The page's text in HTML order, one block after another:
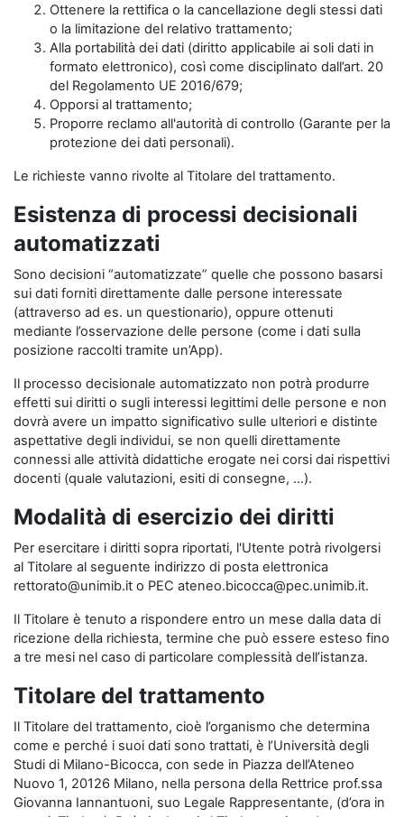
Ottenere la rettifica o la cancellazione degli stessi dati
o la limitazione del relativo trattamento;
Alla portabilità dei dati (diritto applicabile ai soli dati in
formato elettronico), così come disciplinato dall’art. 20
del Regolamento UE 2016/679;
Opporsi al trattamento;
Proporre reclamo all'autorità di controllo (Garante per la
protezione dei dati personali).
Le richieste vanno rivolte al Titolare del trattamento.
Esistenza di processi decisionali
automatizzati
Sono decisioni “automatizzate” quelle che possono basarsi
sui dati forniti direttamente dalle persone interessate
(attraverso ad es. un questionario), oppure ottenuti
mediante l’osservazione delle persone (come i dati sulla
posizione raccolti tramite un’App).
Il processo decisionale automatizzato non potrà produrre
effetti sui diritti o sugli interessi legittimi delle persone e non
dovrà avere un impatto significativo sulle ulteriori e distinte
aspettative degli individui, se non quelli direttamente
connessi alle attività didattiche erogate nei corsi dai rispettivi
docenti (quale valutazioni, esiti di consegne, …).
Modalità di esercizio dei diritti
Per esercitare i diritti sopra riportati, l'Utente potrà rivolgersi
al Titolare al seguente indirizzo di posta elettronica
rettorato@unimib.it o PEC ateneo.bicocca@pec.unimib.it.
Il Titolare è tenuto a rispondere entro un mese dalla data di
ricezione della richiesta, termine che può essere esteso fino
a tre mesi nel caso di particolare complessità dell’istanza.
Titolare del trattamento
Il Titolare del trattamento, cioè l’organismo che determina
come e perché i suoi dati sono trattati, è l’Università degli
Studi di Milano-Bicocca, con sede in Piazza dell’Ateneo
Nuovo 1, 20126 Milano, nella persona della Rettrice prof.ssa
Giovanna Iannantuoni, suo Legale Rappresentante, (d’ora in